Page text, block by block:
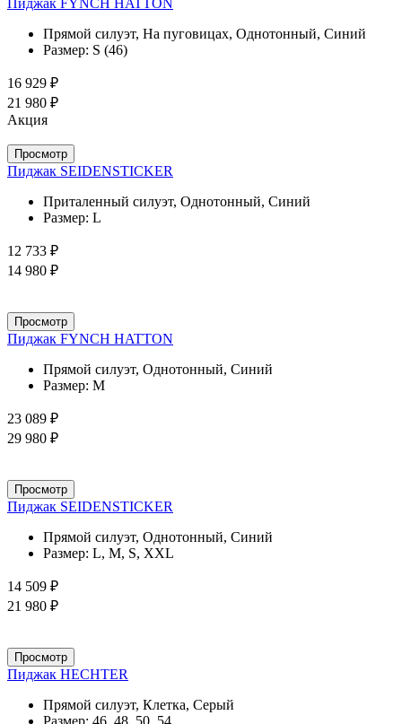
Прямой силуэт, На пуговицах, Однотонный, Синий
Размер: S (46)
16 929 ₽
21 980 ₽
Акция
Просмотр
Пиджак SEIDENSTICKER
Приталенный силуэт, Однотонный, Синий
Размер: L
12 733 ₽
14 980 ₽
Просмотр
Пиджак FYNCH HATTON
Прямой силуэт, Однотонный, Синий
Размер: M
23 089 ₽
29 980 ₽
Просмотр
Пиджак SEIDENSTICKER
Прямой силуэт, Однотонный, Синий
Размер: L, M, S, XXL
14 509 ₽
21 980 ₽
Просмотр
Пиджак HECHTER
Прямой силуэт, Клетка, Серый
Размер: 46, 48, 50, 54